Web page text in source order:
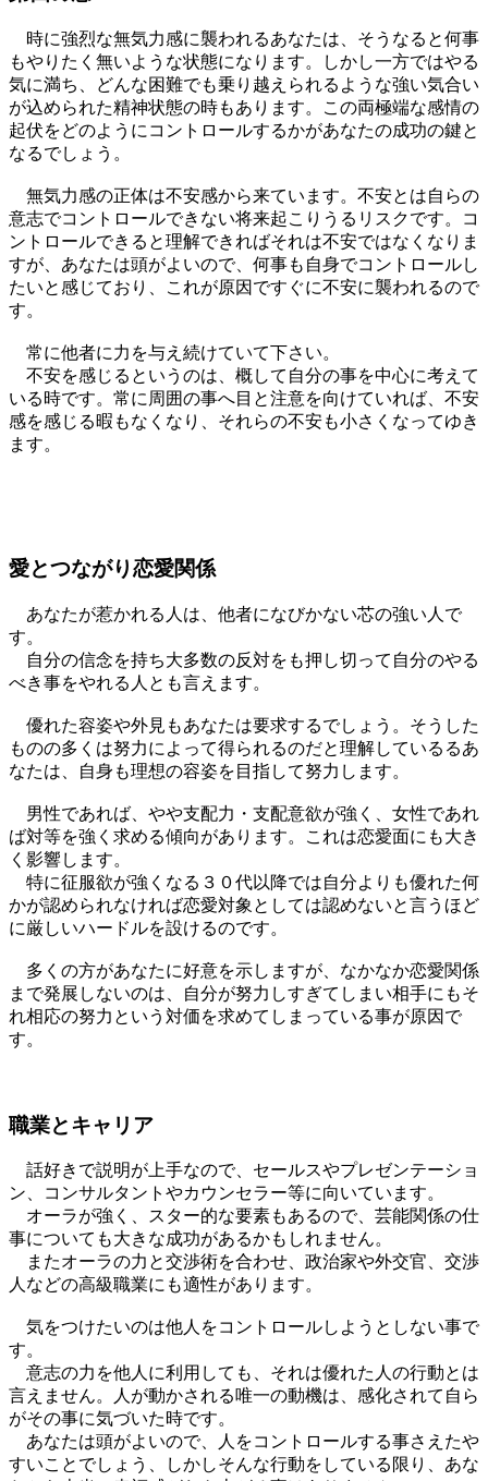
時に強烈な無気力感に襲われるあなたは、そうなると何事
もやりたく無いような状態になります。しかし一方ではやる
気に満ち、どんな困難でも乗り越えられるような強い気合い
が込められた精神状態の時もあります。この両極端な感情の
起伏をどのようにコントロールするかがあなたの成功の鍵と
なるでしょう。
無気力感の正体は不安感から来ています。不安とは自らの
意志でコントロールできない将来起こりうるリスクです。コ
ントロールできると理解できればそれは不安ではなくなりま
すが、あなたは頭がよいので、何事も自身でコントロールし
たいと感じており、これが原因ですぐに不安に襲われるので
す。
常に他者に力を与え続けていて下さい。
不安を感じるというのは、概して自分の事を中心に考えて
いる時です。常に周囲の事へ目と注意を向けていれば、不安
感を感じる暇もなくなり、それらの不安も小さくなってゆき
ます。
愛とつながり恋愛関係
あなたが惹かれる人は、他者になびかない芯の強い人で
す。
自分の信念を持ち大多数の反対をも押し切って自分のやる
べき事をやれる人とも言えます。
優れた容姿や外見もあなたは要求するでしょう。そうした
ものの多くは努力によって得られるのだと理解しているるあ
なたは、自身も理想の容姿を目指して努力します。
男性であれば、やや支配力・支配意欲が強く、女性であれ
ば対等を強く求める傾向があります。これは恋愛面にも大き
く影響します。
特に征服欲が強くなる３０代以降では自分よりも優れた何
かが認められなければ恋愛対象としては認めないと言うほど
に厳しいハードルを設けるのです。
多くの方があなたに好意を示しますが、なかなか恋愛関係
まで発展しないのは、自分が努力しすぎてしまい相手にもそ
れ相応の努力という対価を求めてしまっている事が原因で
す。
職業とキャリア
話好きで説明が上手なので、セールスやプレゼンテーショ
ン、コンサルタントやカウンセラー等に向いています。
オーラが強く、スター的な要素もあるので、芸能関係の仕
事についても大きな成功があるかもしれません。
またオーラの力と交渉術を合わせ、政治家や外交官、交渉
人などの高級職業にも適性があります。
気をつけたいのは他人をコントロールしようとしない事で
す。
意志の力を他人に利用しても、それは優れた人の行動とは
言えません。人が動かされる唯一の動機は、感化されて自ら
がその事に気づいた時です。
あなたは頭がよいので、人をコントロールする事さえたや
すいことでしょう、しかしそんな行動をしている限り、あな